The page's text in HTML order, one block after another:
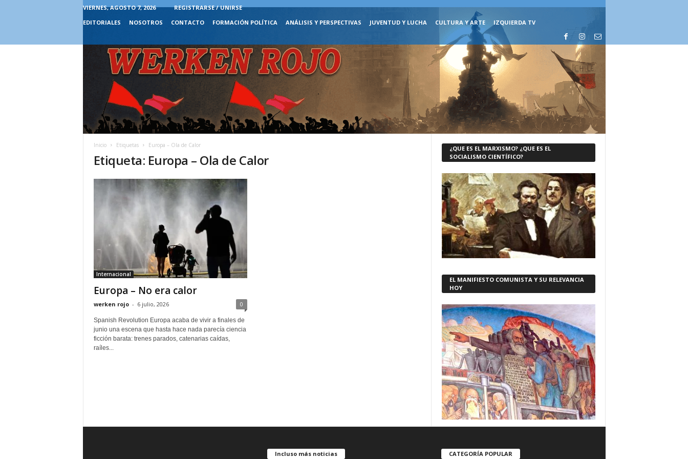
VIERNES, AGOSTO 7, 2026
REGISTRARSE / UNIRSE
EDITORIALES
NOSOTROS CONTACTO FORMACIÓN POLÍTICA ANÁLISIS Y PERSPECTIVAS JUVENTUD Y LUCHA CULTURA Y ARTE IZQUIERDA TV
Inicio Etiquetas Europa – Ola de Calor
Etiqueta: Europa – Ola de Calor
Internacional
Europa – No era calor
werken rojo - 6 julio, 2026 0
Spanish Revolution Europa acaba de vivir a finales de
junio una escena que hasta hace nada parecía ciencia
ficción barata: trenes parados, catenarias caídas,
raíles...
¿QUE ES EL MARXISMO? ¿QUE ES EL
SOCIALISMO CIENTÍFICO?
EL MANIFIESTO COMUNISTA Y SU RELEVANCIA
HOY
Incluso más noticias CATEGORÍA POPULAR